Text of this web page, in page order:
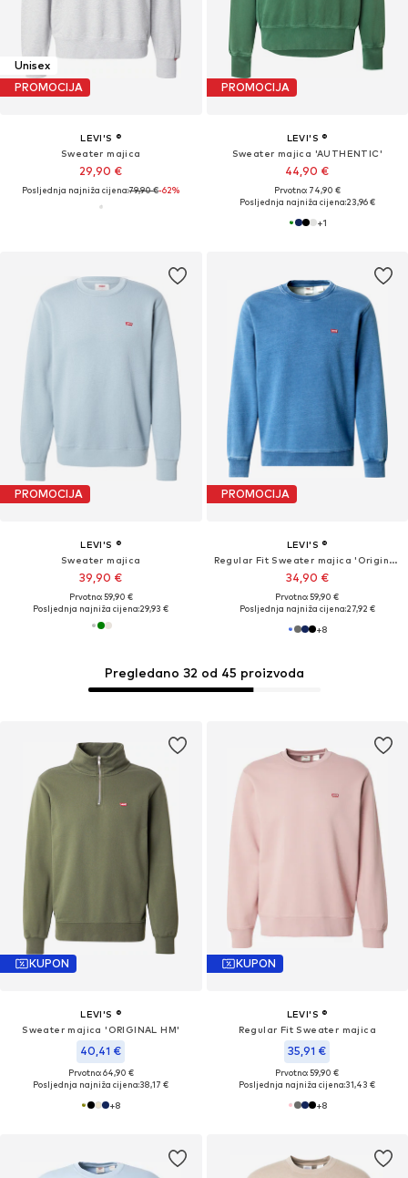
Unisex
PROMOCIJA
LEVI'S ®
Sweater majica
29,90 €
Posljednja najniža cijena:79,90 €-62%
PROMOCIJA
LEVI'S ®
Sweater majica 'AUTHENTIC'
44,90 €
Prvotno: 74,90 €
Posljednja najniža cijena:23,96 €
+1
PROMOCIJA
LEVI'S ®
Sweater majica
39,90 €
Prvotno: 59,90 €
Posljednja najniža cijena:29,93 €
PROMOCIJA
LEVI'S ®
Regular Fit Sweater majica 'Original Housemark Crewneck Sweatshirt'
34,90 €
Prvotno: 59,90 €
Posljednja najniža cijena:27,92 €
+8
Pregledano 32 od 45 proizvoda
KUPON
LEVI'S ®
Sweater majica 'ORIGINAL HM'
40,41 €
Prvotno: 64,90 €
Posljednja najniža cijena:38,17 €
+8
KUPON
LEVI'S ®
Regular Fit Sweater majica
35,91 €
Prvotno: 59,90 €
Posljednja najniža cijena:31,43 €
+8